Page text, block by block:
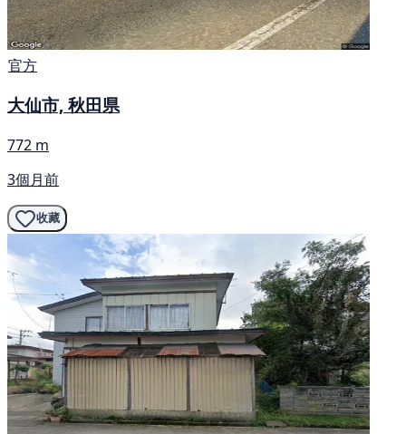
官方
大仙市, 秋田県
772 m
3個月前
收藏